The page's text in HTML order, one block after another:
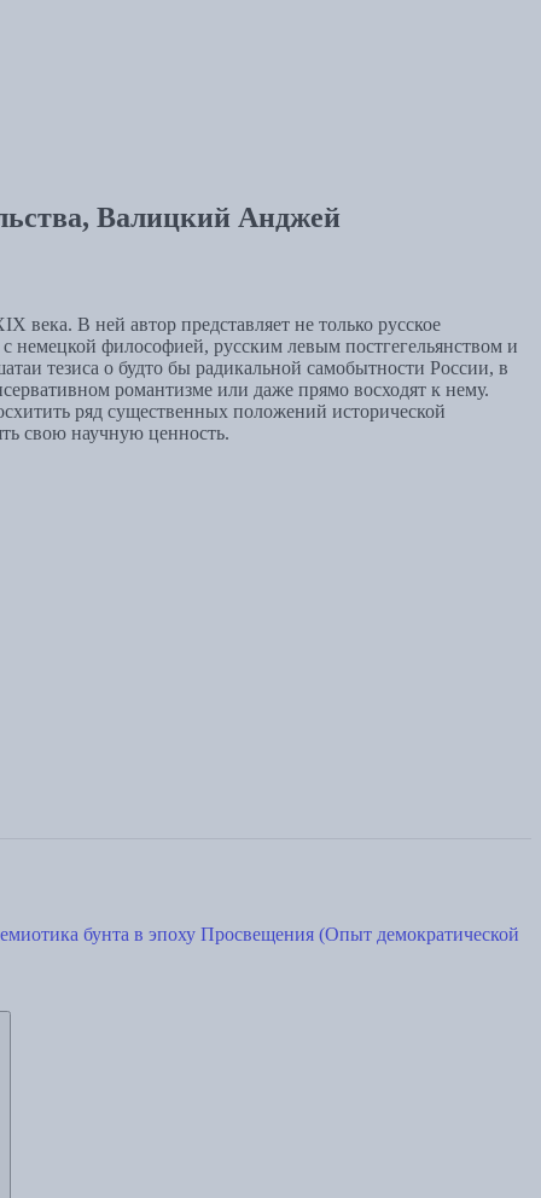
Валицкий Анджей
века. В ней автор представляет не только русское
немецкой философией, русским левым постгегельянством и
тезиса о будто бы радикальной самобытности России, в
романтизме или даже прямо восходят к нему.
ряд существенных положений исторической
свою научную ценность.
бунта в эпоху Просвещения (Опыт демократической